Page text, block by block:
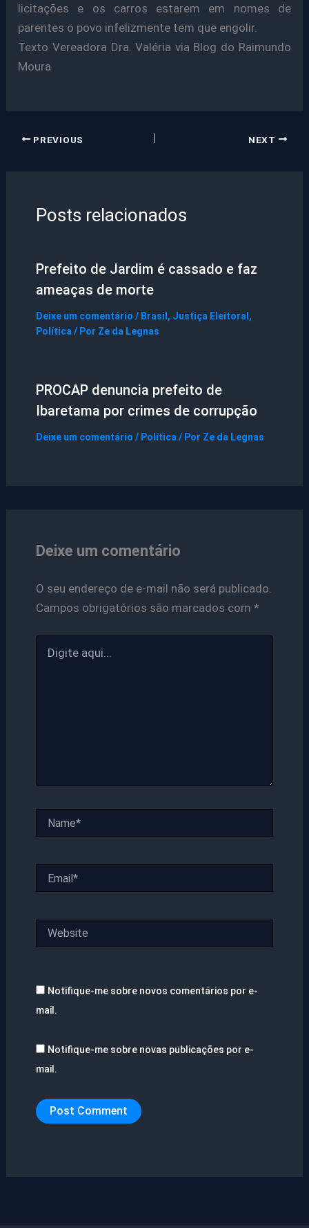
licitações e os carros estarem em nomes de
parentes o povo infelizmente tem que engolir.
Texto Vereadora Dra. Valéria via Blog do Raimundo
Moura
PREVIOUS NEXT
Posts relacionados
Prefeito de Jardim é cassado e faz
ameaças de morte
Deixe um comentário / Brasil , Justiça Eleitoral ,
Política/ Por Ze da Legnas
PROCAP denuncia prefeito de
Ibaretama por crimes de corrupção
Deixe um comentário / Política/ Por Ze da Legnas
Deixe um comentário
O seu endereço de e-mail não será publicado.
Campos obrigatórios são marcados com *
aqui...
Notifique-me sobre novos comentários por e-
mail.
Notifique-me sobre novas publicações por e-
mail.